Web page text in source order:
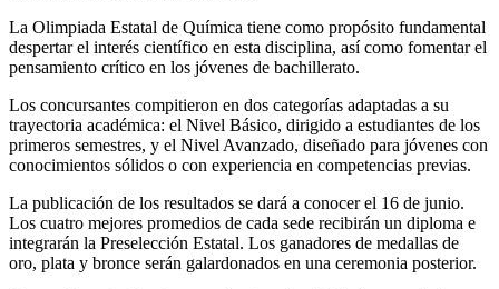
La Olimpiada Estatal de Química tiene como propósito fundamental
despertar el interés científico en esta disciplina, así como fomentar el
pensamiento crítico en los jóvenes de bachillerato.
Los concursantes compitieron en dos categorías adaptadas a su
trayectoria académica: el Nivel Básico, dirigido a estudiantes de los
primeros semestres, y el Nivel Avanzado, diseñado para jóvenes con
conocimientos sólidos o con experiencia en competencias previas.
La publicación de los resultados se dará a conocer el 16 de junio.
Los cuatro mejores promedios de cada sede recibirán un diploma e
integrarán la Preselección Estatal. Los ganadores de medallas de
oro, plata y bronce serán galardonados en una ceremonia posterior.